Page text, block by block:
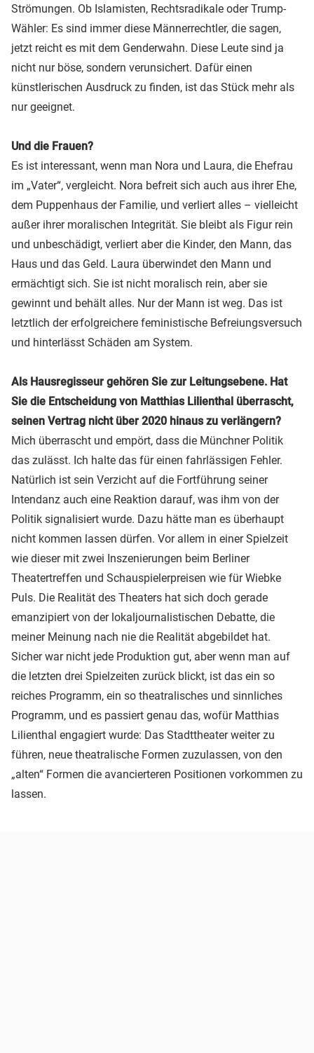
Strömungen. Ob Islamisten, Rechtsradikale oder Trump-
Wähler: Es sind immer diese Männerrechtler, die sagen,
jetzt reicht es mit dem Genderwahn. Diese Leute sind ja
nicht nur böse, sondern verunsichert. Dafür einen
künstlerischen Ausdruck zu finden, ist das Stück mehr als
nur geeignet.
Und die Frauen?
Es ist interessant, wenn man Nora und Laura, die Ehefrau
im „Vater“, vergleicht. Nora befreit sich auch aus ihrer Ehe,
dem Puppenhaus der Familie, und verliert alles – vielleicht
außer ihrer moralischen Integrität. Sie bleibt als Figur rein
und unbeschädigt, verliert aber die Kinder, den Mann, das
Haus und das Geld. Laura überwindet den Mann und
ermächtigt sich. Sie ist nicht moralisch rein, aber sie
gewinnt und behält alles. Nur der Mann ist weg. Das ist
letztlich der erfolgreichere feministische Befreiungsversuch
und hinterlässt Schäden am System.
Als Hausregisseur gehören Sie zur Leitungsebene. Hat
Sie die Entscheidung von Matthias Lilienthal überrascht,
seinen Vertrag nicht über 2020 hinaus zu verlängern?
Mich überrascht und empört, dass die Münchner Politik
das zulässt. Ich halte das für einen fahrlässigen Fehler.
Natürlich ist sein Verzicht auf die Fortführung seiner
Intendanz auch eine Reaktion darauf, was ihm von der
Politik signalisiert wurde. Dazu hätte man es überhaupt
nicht kommen lassen dürfen. Vor allem in einer Spielzeit
wie dieser mit zwei Inszenierungen beim Berliner
Theatertreffen und Schauspielerpreisen wie für Wiebke
Puls. Die Realität des Theaters hat sich doch gerade
emanzipiert von der lokaljournalistischen Debatte, die
meiner Meinung nach nie die Realität abgebildet hat.
Sicher war nicht jede Produktion gut, aber wenn man auf
die letzten drei Spielzeiten zurück blickt, ist das ein so
reiches Programm, ein so theatralisches und sinnliches
Programm, und es passiert genau das, wofür Matthias
Lilienthal engagiert wurde: Das Stadttheater weiter zu
führen, neue theatralische Formen zuzulassen, von den
„alten“ Formen die avancierteren Positionen vorkommen zu
lassen.